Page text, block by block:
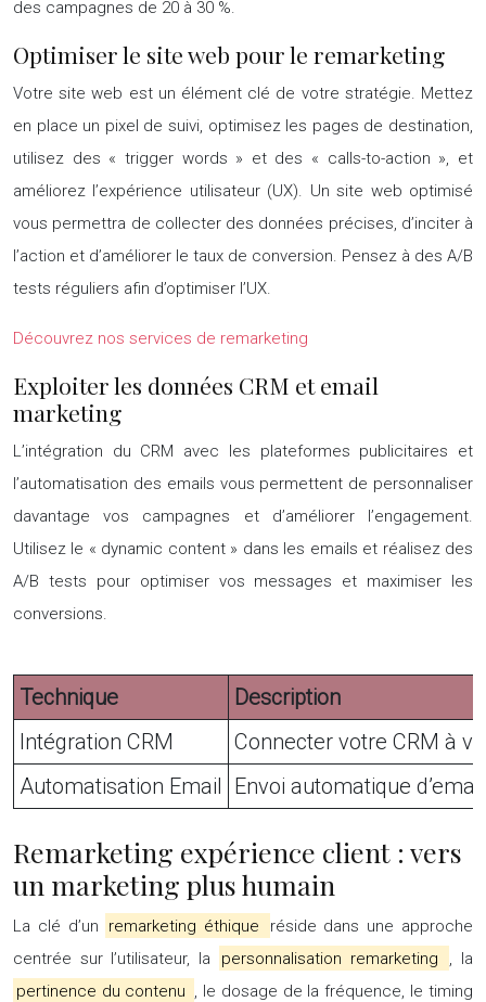
des campagnes de 20 à 30 %.
Optimiser le site web pour le remarketing
Votre site web est un élément clé de votre stratégie. Mettez
en place un pixel de suivi, optimisez les pages de destination,
utilisez des « trigger words » et des « calls-to-action », et
améliorez l’expérience utilisateur (UX). Un site web optimisé
vous permettra de collecter des données précises, d’inciter à
l’action et d’améliorer le taux de conversion. Pensez à des A/B
tests réguliers afin d’optimiser l’UX.
Découvrez nos services de remarketing
Exploiter les données CRM et email
marketing
L’intégration du CRM avec les plateformes publicitaires et
l’automatisation des emails vous permettent de personnaliser
davantage vos campagnes et d’améliorer l’engagement.
Utilisez le « dynamic content » dans les emails et réalisez des
A/B tests pour optimiser vos messages et maximiser les
conversions.
Technique
Description
Intégration CRM
Connecter votre CRM à
Automatisation Email Envoi automatique
Remarketing expérience client : vers
un marketing plus humain
La clé d’un remarketing éthique
réside dans une approche
centrée sur l’utilisateur, la
personnalisation remarketing
, la
pertinence du contenu
, le dosage de la fréquence, le timing